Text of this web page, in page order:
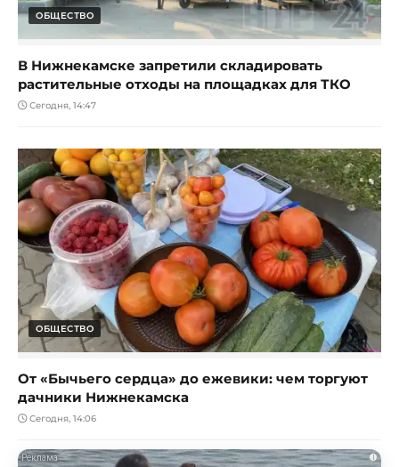
ОБЩЕСТВО
В Нижнекамске запретили складировать
растительные отходы на площадках для ТКО
Сегодня, 14:47
ОБЩЕСТВО
От «Бычьего сердца» до ежевики: чем торгуют
дачники Нижнекамска
Сегодня, 14:06
i